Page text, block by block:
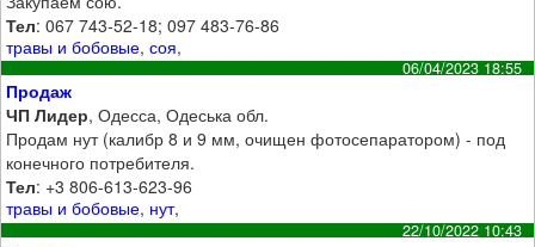
Тел: 067 743-52-18; 097 483-76-86
травы и бобовые,соя,
06/04/2023 18:55
Продаж
ЧП Лидер, Одесса, Одеська обл.
Продам нут (калибр 8 и 9 мм, очищен фотосепаратором) - под
конечного потребителя.
Тел: +3 806-613-623-96
травы и бобовые, нут,
22/10/2022 10:43